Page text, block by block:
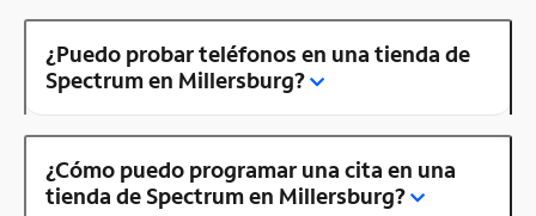
¿Puedo probar teléfonos en una tienda de
Spectrum en Millersburg?
¿Cómo puedo programar una cita en una
tienda de Spectrum en Millersburg?